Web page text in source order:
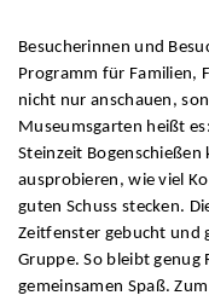
Besucherinnen und
Programm für Familien,
nicht nur anschauen,
Museumsgarten heißt
Steinzeit
ausprobieren, wie viel
guten Schuss stecken.
Zeitfenster gebucht und
Gruppe. So bleibt
gemeinsamen Spaß.